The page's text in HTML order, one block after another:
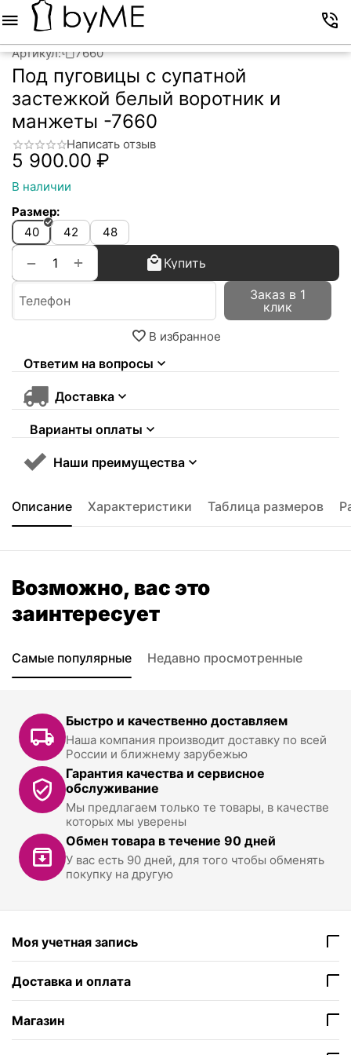
Артикул: 7660
Под пуговицы с супатной
застежкой белый воротник и
манжеты -7660
Написать отзыв
5 900.00 ₽
В наличии
Размер:
40
42 48
+
−
Купить
Заказ в 1
клик
В избранное
Ответим на вопросы
Доставка
Варианты оплаты
Наши преимущества
Описание Характеристики Таблица размеров
Возможно, вас это
заинтересует
Самые популярные Недавно просмотренные
Быстро и качественно доставляем
Наша компания производит доставку по всей
России и ближнему зарубежью
Гарантия качества и сервисное
обслуживание
Мы предлагаем только те товары, в качестве
которых мы уверены
Обмен товара в течение 90 дней
У вас есть 90 дней, для того чтобы обменять
покупку на другую
Моя учетная запись
Доставка и оплата
Магазин
Меню Корзина Контакты